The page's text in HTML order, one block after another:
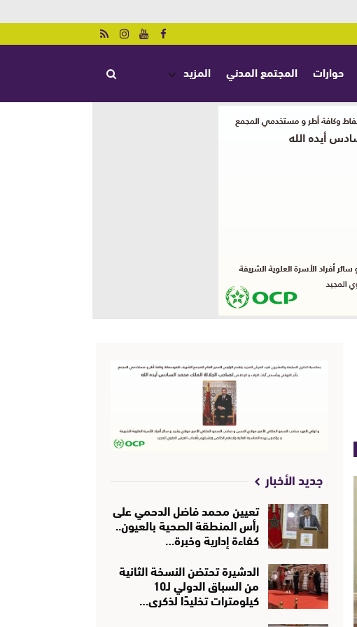
حوارات المجتمع المدني المزيد
جديد الأخبار
تعيين محمد فاضل الدحمي على
رأس المنطقة الصحية بالعيون..
كفاءة إدارية وخبرة…
الدشيرة تحتضن النسخة الثانية
من السباق الدولي لـ10
كيلومترات تخليدًا لذكرى…